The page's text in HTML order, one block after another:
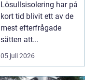
Lösullsisolering har på
kort tid blivit ett av de
mest efterfrågade
sätten att...
05 juli 2026